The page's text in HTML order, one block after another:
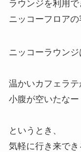
ラウンジを利用で
ニッコーフロアの
ニッコーラウンジ
温かいカフェラ
小腹が空いたなー
というとき、
気軽に行き来でき